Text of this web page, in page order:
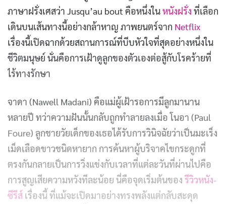
ภาษาฝรั่งเศสว่า Jusqu’au bout คือหนึ่งในหนังฝรั่ง ที่เลือก
เดินบนเส้นทางนี้อย่างกล้าหาญ ภาพยนตร์จาก Netflix
เรื่องนี้เปิดฉากด้วยสถานการณ์ที่บีบหัวใจที่สุดอย่างหนึ่งใน
ชีวิตมนุษย์ นั่นคือการเฝ้าดูลูกของตัวเองต่อสู้กับโรคร้ายที่
ไร้ทางรักษา
จาดา (Nawell Madani) คือแม่ผู้เฝ้ารอการมีลูกมานาน
หลายปี ทว่าความฝันนั้นกลับถูกทำลายลงเมื่อ โนอา (Paul
Foure) ลูกชายวัยเด็กของเธอได้รับการวินิจฉัยว่าเป็นมะเร็ง
เม็ดเลือดขาวชนิดหายาก การค้นหาผู้บริจาคไขกระดูกที่
ตรงกันกลายเป็นการวิ่งแข่งกับเวลาที่แต่ละวันที่ผ่านไปคือ
การสูญเสียความหวังทีละน้อย นี่คือจุดเริ่มต้นของ รีวิวหนัง-
ซีรีส์ เรื่องนี้ ที่แม้จะเปิดมาอย่างทรงพลังแต่กลับสะดุด